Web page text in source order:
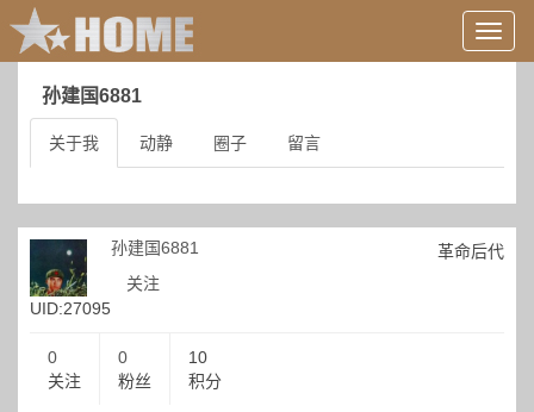
用
户
孙建国6881
关于我 动静 圈子 留言
UID:27095
孙建国6881
关注
革命后代
0
关注
0
粉丝
10
积分